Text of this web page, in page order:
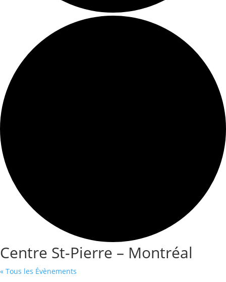
Centre St-Pierre – Montréal
« Tous les Évènements